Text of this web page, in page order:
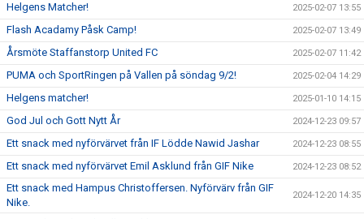
Helgens Matcher! 2025-02-07 13:55
Flash Acadamy Påsk Camp! 2025-02-07 13:49
Årsmöte Staffanstorp United FC 2025-02-07 11:42
PUMA och SportRingen på Vallen på söndag 9/2! 2025-02-04 14:29
Helgens matcher! 2025-01-10 14:15
God Jul och Gott Nytt År 2024-12-23 09:57
Ett snack med nyförvärvet från IF Lödde Nawid Jashar 2024-12-23 08:55
Ett snack med nyförvärvet Emil Asklund från GIF Nike 2024-12-23 08:52
Ett snack med Hampus Christoffersen. Nyförvärv från GIF
Nike.
2024-12-20 14:35